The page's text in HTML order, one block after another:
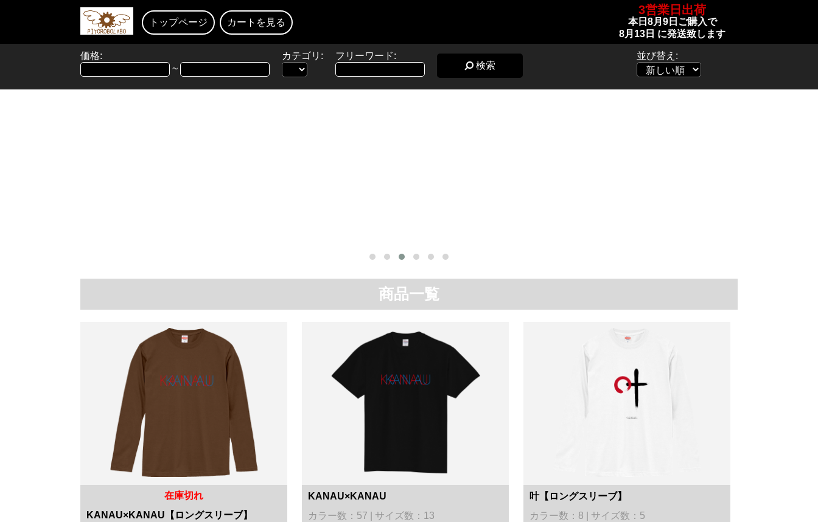
トップページ カートを見る
3営業日出荷
本日 8月9日 ご購入で
8月13日 に発送致します
価格:
~
カテゴリ:
フリーワード:
検索
並び替え:
商品一覧
在庫切れ
KANAU×KANAU【ロングスリーブ】
KANAU×KANAU
カラー数：57 | サイズ数：13
叶【ロングスリーブ】
カラー数：8 | サイズ数：5